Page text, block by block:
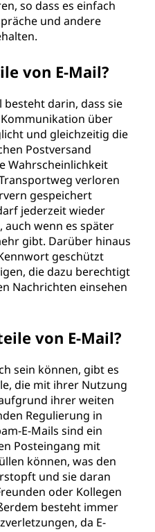
so dass es einfach
und andere
von E-Mail?
darin, dass sie
über
und gleichzeitig die
Postversand
Wahrscheinlichkeit
verloren
gespeichert
jederzeit wieder
wenn es später
gibt. Darüber hinaus
geschützt
die dazu berechtigt
Nachrichten einsehen
von E-Mail?
sein können, gibt es
die mit ihrer Nutzung
ihrer weiten
Regulierung in
E-Mails sind ein
Posteingang mit
können, was den
und sie daran
oder Kollegen
besteht immer
da E-